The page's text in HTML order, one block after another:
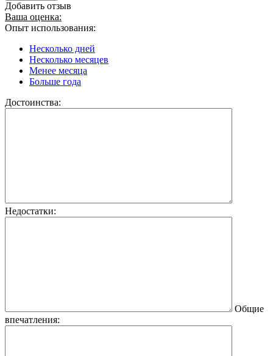
Добавить отзыв
Ваша оценка:
Опыт использования:
Несколько дней
Несколько месяцев
Менее месяца
Больше года
Достоинства:
Недостатки:
Общие
впечатления: